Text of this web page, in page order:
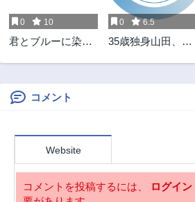
1ヶ月前
第44話
1ヶ月前
第43話
1ヶ月前
第42話 第41話
第40話
第38話
1ヶ月前
第36話
1ヶ月前
第35話
1ヶ月前
0 10
君とブルーに染ま
0 6.5
35歳独身山田、異
りたい ～異世界と
コメント
Website
コメントを投稿するには、 ログイン